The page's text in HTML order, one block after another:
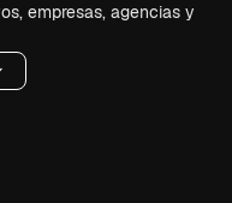
empresas, agencias y